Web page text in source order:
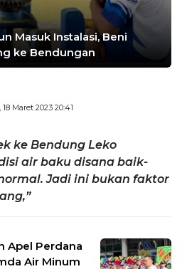
Masuk Instalasi, Beni
ke Bendungan
18 Maret 2023 20:41
ke Bendung Leko
air baku disana baik-
Jadi ini bukan faktor
Apel Perdana
Air Minum